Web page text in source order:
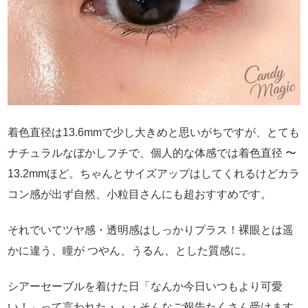
着色直径は13.6mmで少し大きめと思いがちですが、とても
ナチュラルなぼかしフチで、個人的な体感では着色直径 〜
13.2mmほど。ちゃんとサイズアップはしてくれるけどカラ
コン感が出ず自然、小粒目さんにも超おすすめです。
それでいてツヤ感・透明感はしっかりプラス！裸眼とは遥
かに違う、瞳が つやん、うるん、とした質感に。
シアーセーブルを着けた日「なんか今日いつもより可愛